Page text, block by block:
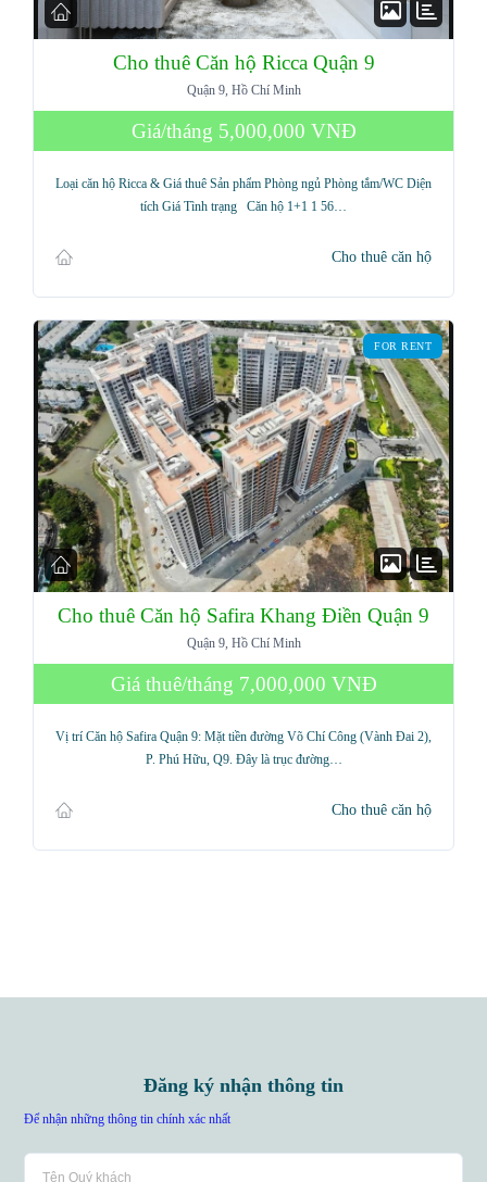
Cho thuê Căn hộ Ricca Quận 9
Quận 9, Hồ Chí Minh
Giá/tháng 5,000,000 VNĐ
Loại căn hộ Ricca & Giá thuê Sản phẩm Phòng ngủ Phòng tắm/WC Diện
tích Giá Tình trạng Căn hộ 1+1 1 56…
Cho thuê căn hộ
FOR RENT
Cho thuê Căn hộ Safira Khang Điền Quận 9
Quận 9, Hồ Chí Minh
Giá thuê/tháng 7,000,000 VNĐ
Vị trí Căn hộ Safira Quận 9: Mặt tiền đường Võ Chí Công (Vành Đai 2),
P. Phú Hữu, Q9. Đây là trục đường…
Cho thuê căn hộ
Đăng ký nhận thông tin
Để nhận những thông tin chính xác nhất